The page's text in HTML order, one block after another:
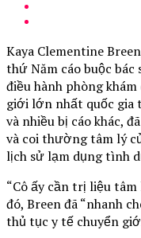
Kaya Clementine
thứ Năm cáo buộc bác
điều hành phòng
giới lớn nhất quốc gia
và nhiều bị cáo khác,
và coi thường tâm lý
lịch sử lạm dụng tình
“Cô ấy cần trị liệu tâm
đó, Breen đã “nhanh
thủ tục y tế chuyển